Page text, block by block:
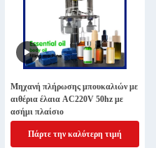
Μηχανή πλήρωσης μπουκαλιών με
αιθέρια έλαια AC220V 50hz με
ασήμι πλαίσιο
Πάρτε την καλύτερη τιμή